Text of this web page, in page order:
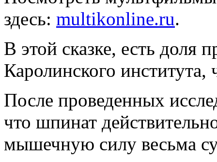
здесь: multikonline.ru.
В этой сказке, есть доля
Каролинского
После проведенных
что шпинат
мышечную силу весьма